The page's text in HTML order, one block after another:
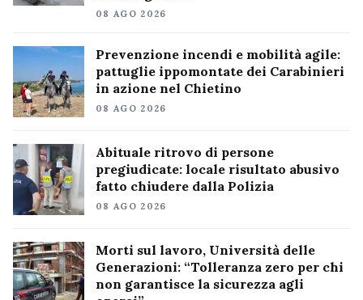
08 AGO 2026
Prevenzione incendi e mobilità agile:
pattuglie ippomontate dei Carabinieri
in azione nel Chietino
08 AGO 2026
Abituale ritrovo di persone
pregiudicate: locale risultato abusivo
fatto chiudere dalla Polizia
08 AGO 2026
Morti sul lavoro, Università delle
Generazioni: “Tolleranza zero per chi
non garantisce la sicurezza agli